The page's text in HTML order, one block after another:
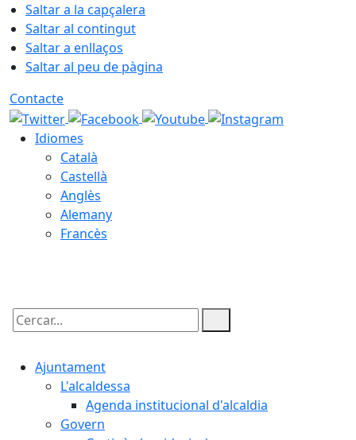
Saltar a la capçalera
Saltar al contingut
Saltar a enllaços
Saltar al peu de pàgina
Contacte
Idiomes
Català
Castellà
Anglès
Alemany
Francès
Cercar:
Ajuntament
L'alcaldessa
Agenda institucional d'alcaldia
Govern